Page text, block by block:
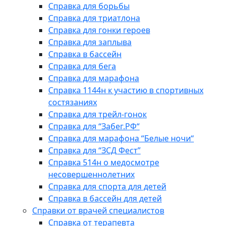
Справка для борьбы
Справка для триатлона
Справка для гонки героев
Справка для заплыва
Справка в бассейн
Справка для бега
Справка для марафона
Справка 1144н к участию в спортивных
состязаниях
Справка для трейл-гонок
Справка для “Забег.РФ“
Справка для марафона “Белые ночи“
Справка для “ЗСД Фест”
Справка 514н о медосмотре
несовершеннолетних
Справка для спорта для детей
Справка в бассейн для детей
Справки от врачей специалистов
Справка от терапевта